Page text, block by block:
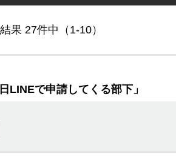
果 27件中（1-10）
LINEで申請してくる部下」